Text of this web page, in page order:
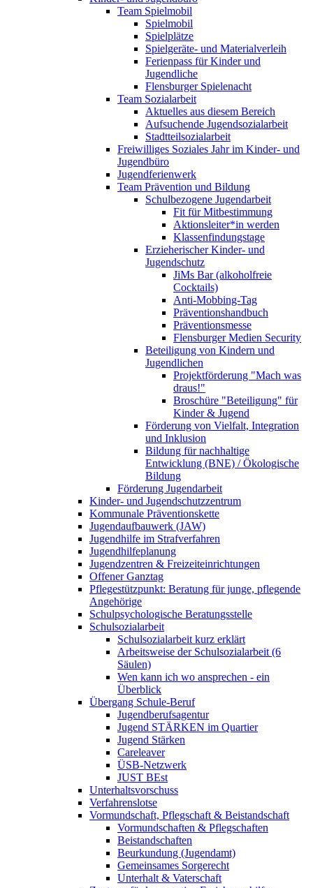
Team Spielmobil
Spielmobil
Spielplätze
Spielgeräte- und Materialverleih
Ferienpass für Kinder und
Jugendliche
Flensburger Spielenacht
Team Sozialarbeit
Aktuelles aus diesem Bereich
Aufsuchende Jugendsozialarbeit
Stadtteilsozialarbeit
Freiwilliges Soziales Jahr im Kinder- und
Jugendbüro
Jugendferienwerk
Team Prävention und Bildung
Schulbezogene Jugendarbeit
Fit für Mitbestimmung
Aktionsleiter*in werden
Klassenfindungstage
Erzieherischer Kinder- und
Jugendschutz
JiMs Bar (alkoholfreie
Cocktails)
Anti-Mobbing-Tag
Präventionshandbuch
Präventionsmesse
Flensburger Medien Security
Beteiligung von Kindern und
Jugendlichen
Projektförderung "Mach was
draus!"
Broschüre "Beteiligung" für
Kinder & Jugend
Förderung von Vielfalt, Integration
und Inklusion
Bildung für nachhaltige
Entwicklung (BNE) / Ökologische
Bildung
Förderung Jugendarbeit
Kinder- und Jugendschutzzentrum
Kommunale Präventionskette
Jugendaufbauwerk (JAW)
Jugendhilfe im Strafverfahren
Jugendhilfeplanung
Jugendzentren & Freizeiteinrichtungen
Offener Ganztag
Pflegestützpunkt: Beratung für junge, pflegende
Angehörige
Schulpsychologische Beratungsstelle
Schulsozialarbeit
Schulsozialarbeit kurz erklärt
Arbeitsweise der Schulsozialarbeit (6
Säulen)
Wen kann ich wo ansprechen - ein
Überblick
Übergang Schule-Beruf
Jugendberufsagentur
Jugend STÄRKEN im Quartier
Jugend Stärken
Careleaver
ÜSB-Netzwerk
JUST BEst
Unterhaltsvorschuss
Verfahrenslotse
Vormundschaft, Pflegschaft & Beistandschaft
Vormundschaften & Pflegschaften
Beistandschaften
Beurkundung (Jugendamt)
Gemeinsames Sorgerecht
Unterhalt & Vaterschaft